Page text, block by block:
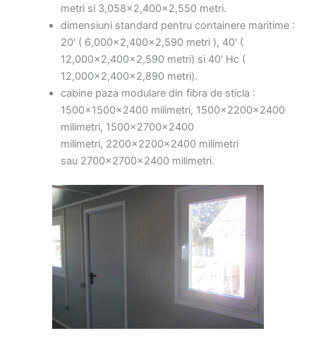
metri si 3,058×2,400×2,550 metri.
dimensiuni standard pentru containere maritime :
20′ ( 6,000×2,400×2,590 metri ), 40′ (
12,000×2,400×2,590 metri) si 40′ Hc (
12,000×2,400×2,890 metri).
cabine paza modulare din fibra de sticla :
1500x1500x2400 milimetri, 1500x2200x2400
milimetri, 1500x2700x2400
milimetri, 2200x2200x2400 milimetri
sau 2700x2700x2400 milimetri.